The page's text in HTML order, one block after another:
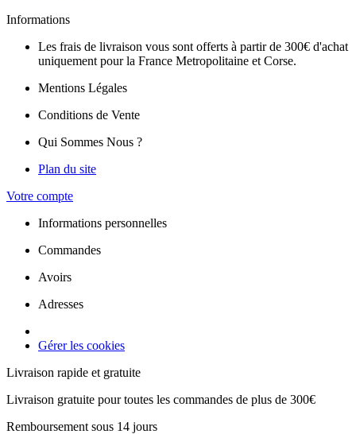
Informations
Les frais de livraison vous sont offerts à partir de 300€ d'achat
uniquement pour la France Metropolitaine et Corse.
Mentions Légales
Conditions de Vente
Qui Sommes Nous ?
Plan du site
Votre compte
Informations personnelles
Commandes
Avoirs
Adresses
Gérer les cookies
Livraison rapide et gratuite
Livraison gratuite pour toutes les commandes de plus de 300€
Remboursement sous 14 jours